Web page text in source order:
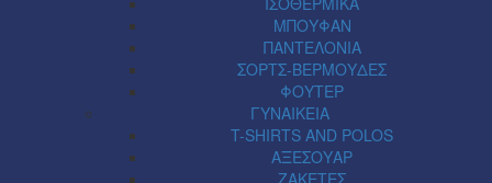
ΜΠΟΥΦΑΝ
ΠΑΝΤΕΛΟΝΙΑ
ΣΟΡΤΣ-ΒΕΡΜΟΥΔΕΣ
ΦΟΥΤΕΡ
ΓΥΝΑΙΚΕΙΑ
T-SHIRTS AND POLOS
ΑΞΕΣΟΥΑΡ
ΖΑΚΕΤΕΣ